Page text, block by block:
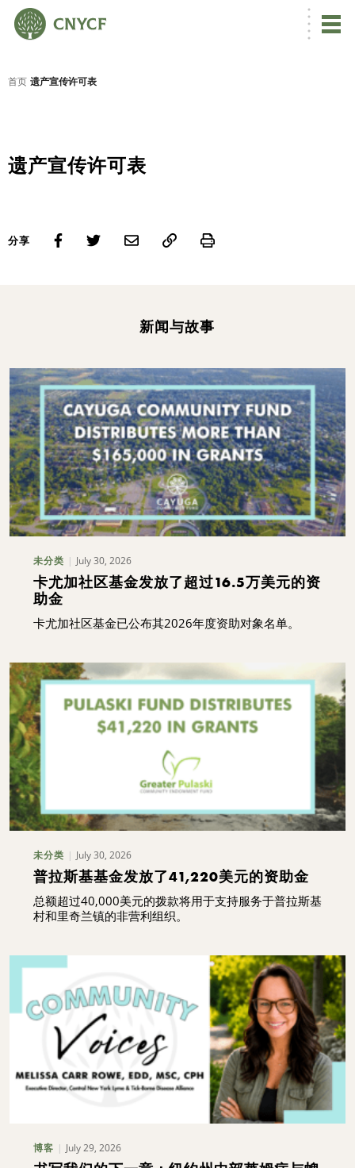
首页 遗产宣传许可表
遗产宣传许可表
分享 Print
新闻与故事
未分类 July 30, 2026
卡尤加社区基金发放了超过16.5万美元的资
助金
卡尤加社区基金已公布其2026年度资助对象名单。
未分类 July 30, 2026
普拉斯基基金发放了41,220美元的资助金
总额超过40,000美元的拨款将用于支持服务于普拉斯基
村和里奇兰镇的非营利组织。
博客 July 29, 2026